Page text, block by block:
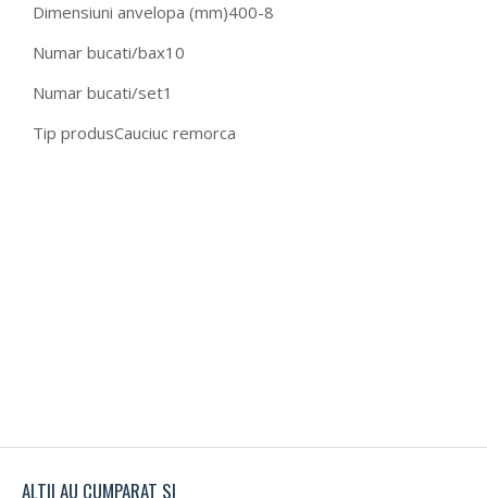
Dimensiuni anvelopa (mm)400-8
Numar bucati/bax10
Numar bucati/set1
Tip produsCauciuc remorca
ALTII AU CUMPARAT SI